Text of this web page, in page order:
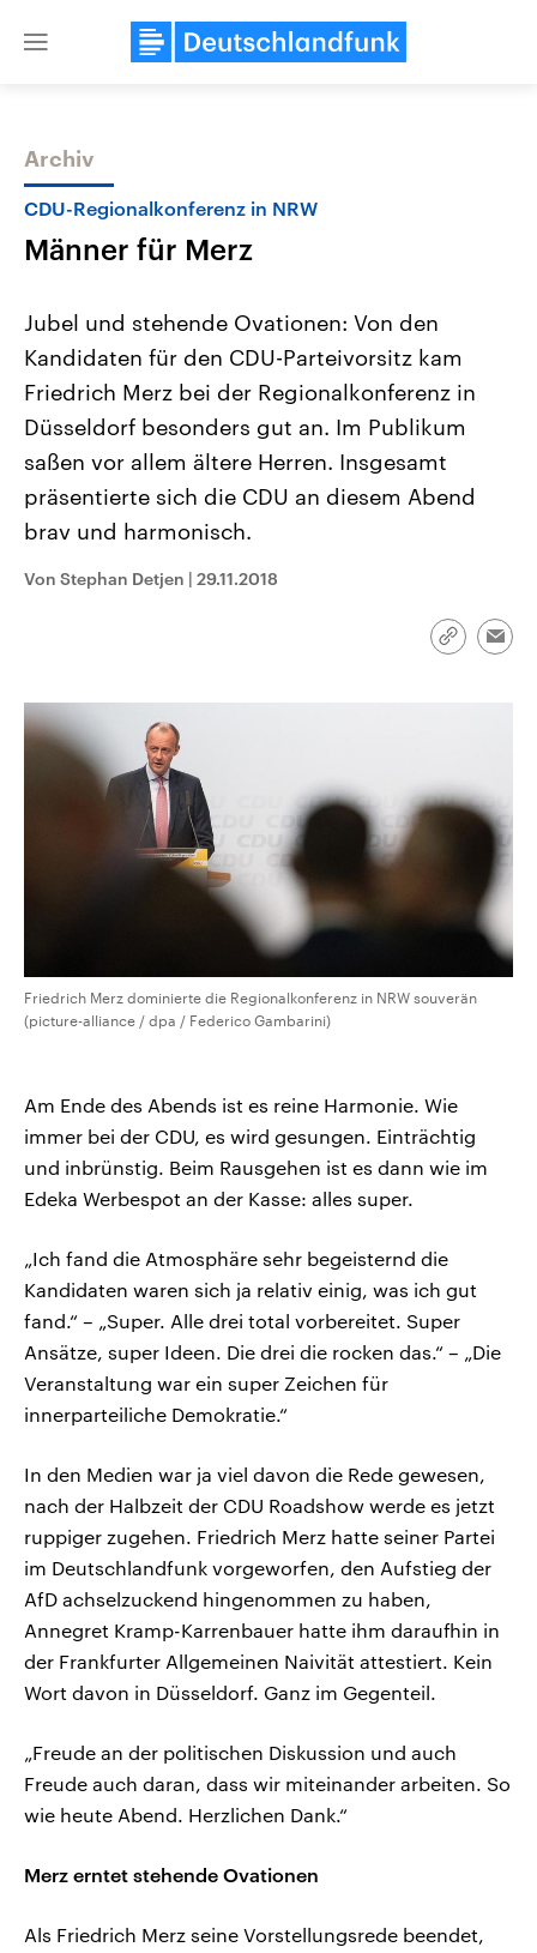
Close
Themen
Landtagswahl Sachsen-Anhalt
2026
Alle Informationen
Sachsen-Anhalt wählt am 6.
September 2026 einen neuen
Landtag. Seit 2021 wird das
Bundesland von einer Koalition aus
Umfragen, Prognosen,
Wahlprogramme, aktuelle Berichte
USA
Aktuelle Beiträge,
Hintergründe
Wirtschaftlich und
gehören die Vereinigten
Archiv
CDU-Regionalkonferenz in NRW
Männer für Merz
Jubel und stehende Ovationen: Von den
Kandidaten für den CDU-Parteivorsitz kam
Friedrich Merz bei der Regionalkonferenz in
Düsseldorf besonders gut an. Im Publikum
saßen vor allem ältere Herren. Insgesamt
präsentierte sich die CDU an diesem Abend
brav und harmonisch.
Von Stephan Detjen | 29.11.2018
Link
Friedrich Merz dominierte die Regionalkonferenz in NRW souverän
(picture-alliance / dpa / Federico Gambarini)
Am Ende des Abends ist es reine Harmonie. Wie
immer bei der CDU, es wird gesungen. Einträchtig
und inbrünstig. Beim Rausgehen ist es dann wie im
Edeka Werbespot an der Kasse: alles super.
„Ich fand die Atmosphäre sehr begeisternd die
Kandidaten waren sich ja relativ einig, was ich gut
fand.“ – „Super. Alle drei total vorbereitet. Super
Ansätze, super Ideen. Die drei die rocken das.“ – „Die
Veranstaltung war ein super Zeichen für
innerparteiliche Demokratie.“
In den Medien war ja viel davon die Rede gewesen,
nach der Halbzeit der CDU Roadshow werde es jetzt
ruppiger zugehen. Friedrich Merz hatte seiner Partei
im Deutschlandfunk vorgeworfen, den Aufstieg der
AfD achselzuckend hingenommen zu haben,
Annegret Kramp-Karrenbauer hatte ihm daraufhin in
der Frankfurter Allgemeinen Naivität attestiert. Kein
Wort davon in Düsseldorf. Ganz im Gegenteil.
„Freude an der politischen Diskussion und auch
Freude auch daran, dass wir miteinander arbeiten. So
wie heute Abend. Herzlichen Dank.“
Merz erntet stehende Ovationen
Als Friedrich Merz seine Vorstellungsrede beendet,